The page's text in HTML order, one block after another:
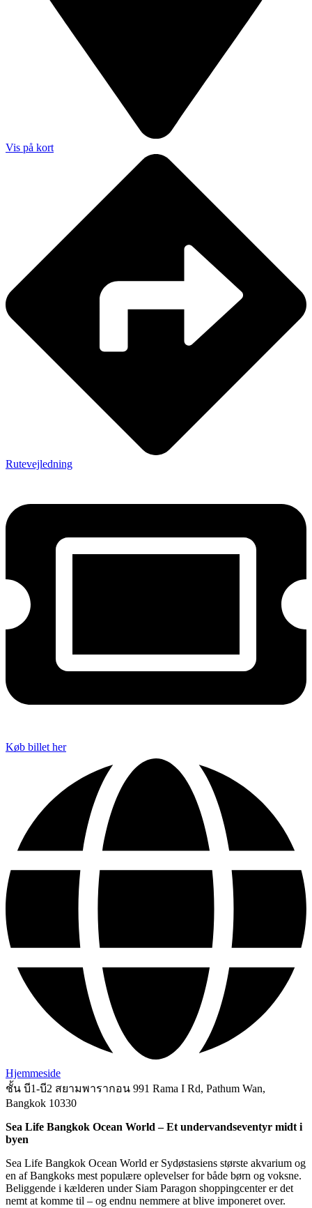
Vis på kort
Rutevejledning
Køb billet her
Hjemmeside
ชั้น บี1-บี2 สยามพารากอน 991 Rama I Rd, Pathum Wan,
Bangkok 10330
Sea Life Bangkok Ocean World – Et undervandseventyr midt i
byen
Sea Life Bangkok Ocean World er Sydøstasiens største akvarium og
en af Bangkoks mest populære oplevelser for både børn og voksne.
Beliggende i kælderen under Siam Paragon shoppingcenter er det
nemt at komme til – og endnu nemmere at blive imponeret over.